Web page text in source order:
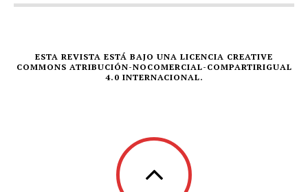
ESTA REVISTA ESTÁ BAJO UNA LICENCIA CREATIVE
COMMONS ATRIBUCIÓN-NOCOMERCIAL-COMPARTIRIGUAL
4.0 INTERNACIONAL.